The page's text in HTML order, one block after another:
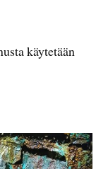
käytetään